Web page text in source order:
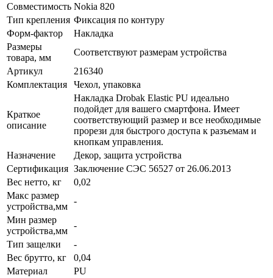
Совместимость Nokia 820
Тип крепления Фиксация по контуру
Форм-фактор
Накладка
Размеры
товара, мм
Соответствуют размерам устройства
Артикул
216340
Комплектация
Чехол, упаковка
Краткое
описание
Накладка Drobak Elastic PU идеально
подойдет для вашего смартфона. Имеет
соответствующий размер и все необходимые
прорези для быстрого доступа к разъемам и
кнопкам управления.
Назначение
Декор, защита устройства
Сертификация Заключение СЭС 56527 от 26.06.2013
Вес нетто, кг
0,02
Макс размер
устройства,мм
-
Мин размер
устройства,мм
-
Тип защелки
-
Вес брутто, кг
0,04
Материал
PU